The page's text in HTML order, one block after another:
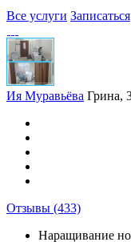
Все услуги Записаться
Ия Муравьёва Грина,
Отзывы (433)
Наращивание